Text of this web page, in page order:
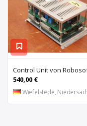
540,00 €
Wiefelstede,